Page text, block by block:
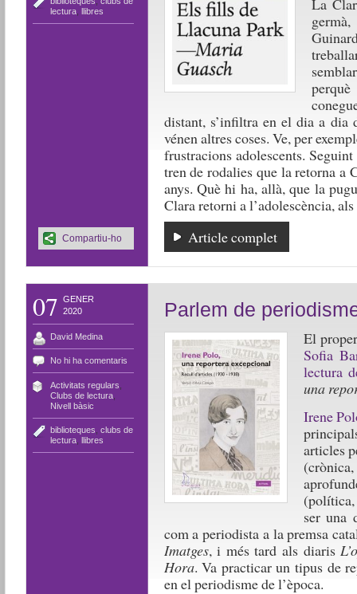
lectura, llibres
La
distant, s’infiltra en el dia a dia
vénen altres coses. Ve, per
frustracions adolescents.
tren de rodalies que la retorna a
anys. Què hi ha, allà, que la
Clara retorni a l’adolescència,
Article complet
Compartiu-ho
07 GENER
2020
David Medina
No hi ha comentaris
Activitats regulars
Clubs de lectura,
Nivell bàsic
biblioteques clubs de
lectura, llibres
Parlem de
El
Sofia
lectura
una
Irene
articles
ser una
com a periodista a la premsa
Imatges, i més tard als diaris
Hora. Va practicar un tipus de
en el periodisme de l’època.